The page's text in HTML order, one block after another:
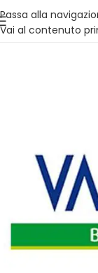
Passa alla
Vai al contenuto
Vuoi